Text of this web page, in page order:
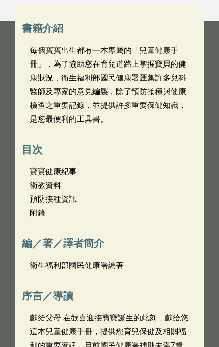
書籍介紹
每個寶寶出生都有一本專屬的「兒童健康手
冊」，為了協助您在育兒道路上掌握寶貝的健
康狀況，衛生福利部國民健康署匯集許多兒科
醫師及專家的意見編製，除了預防接種與健康
檢查之重要記錄，並提供許多重要保健知識，
是您最便利的工具書。
目次
寶寶健康紀事
衛教資料
預防接種資訊
附錄
編／著／譯者簡介
衛生福利部國民健康署編著
序言／導讀
獻給父母 在歡喜迎接寶寶誕生的此刻，獻給您
這本兒童健康手冊，提供您育兒保健及相關福
利的重要資訊。目前國民健康署補助未滿7歲